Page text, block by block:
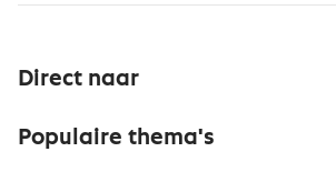
Direct naar
Populaire thema's